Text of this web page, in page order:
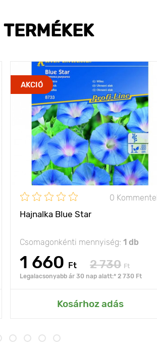
AKCIÓ
0
Hajnalka Blue Star
Csomagonkénti mennyiség: 1 db
1 660 Ft 2 730 Ft
Legalacsonyabb ár 30 nap alatt:* 2 730 Ft
Kosárhoz adás